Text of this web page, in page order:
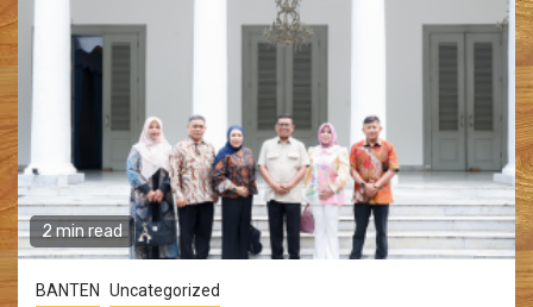
2 min read
BANTEN Uncategorized